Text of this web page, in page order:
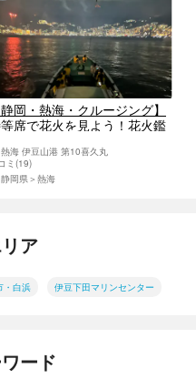
静岡・熱海・クルージング】
席で花火を見よう！花火鑑
熱海 伊豆山港 第10喜久丸
ミ(19)
静岡県
熱海
ア
・白浜 伊豆下田マリンセンター
ード